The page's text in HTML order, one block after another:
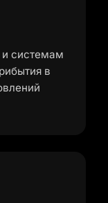
и системам
в